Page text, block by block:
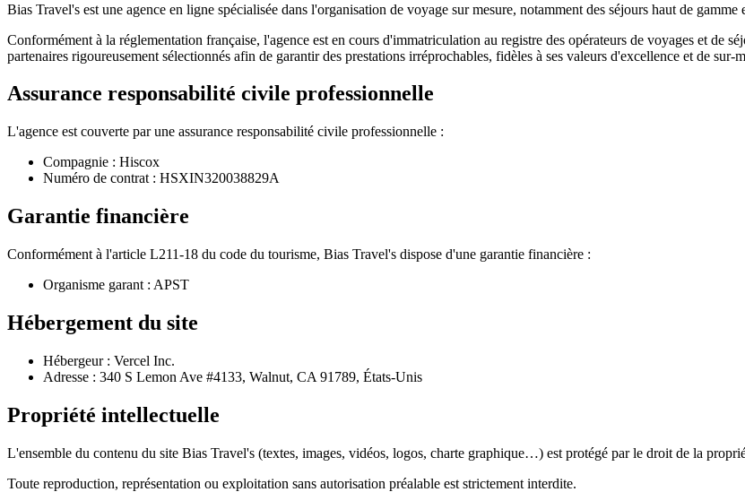
Bias Travel's est une agence en ligne spécialisée dans l'organisation de voyage sur mesure, notamment des séjours haut de gamme
Conformément à la réglementation française, l'agence est en cours d'immatriculation au registre des opérateurs de voyages et de
partenaires rigoureusement sélectionnés afin de garantir des prestations irréprochables, fidèles à ses valeurs d'excellence et de sur-
Assurance responsabilité civile professionnelle
L'agence est couverte par une assurance responsabilité civile professionnelle :
Compagnie : Hiscox
Numéro de contrat : HSXIN320038829A
Garantie financière
Conformément à l'article L211-18 du code du tourisme, Bias Travel's dispose d'une garantie financière :
Organisme garant : APST
Hébergement du site
Hébergeur : Vercel Inc.
Adresse : 340 S Lemon Ave #4133, Walnut, CA 91789, États-Unis
Propriété intellectuelle
L'ensemble du contenu du site Bias Travel's (textes, images, vidéos, logos, charte graphique…) est protégé par le droit de la
Toute reproduction, représentation ou exploitation sans autorisation préalable est strictement interdite.